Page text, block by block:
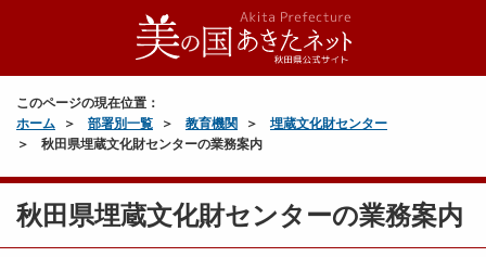
このページの現在位置：
ホーム
部署別一覧 教育機関
埋蔵文化財センター
秋田県埋蔵文化財センターの業務案内
秋田県埋蔵文化財センターの業務案内